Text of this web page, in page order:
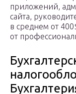
приложений,
сайта,
в среднем от
от